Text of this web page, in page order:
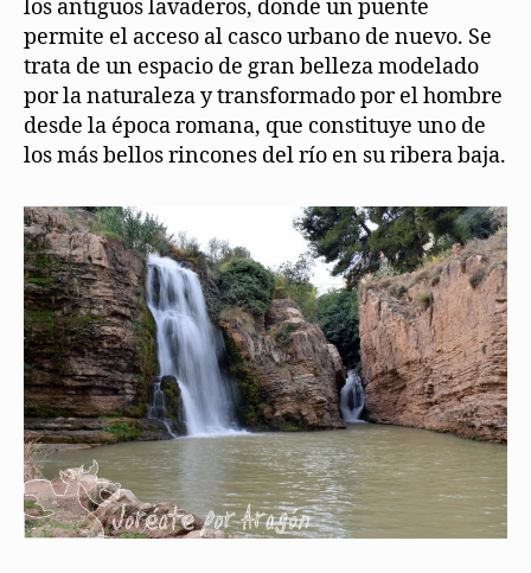
los antiguos lavaderos, donde un puente
permite el acceso al casco urbano de nuevo. Se
trata de un espacio de gran belleza modelado
por la naturaleza y transformado por el hombre
desde la época romana, que constituye uno de
los más bellos rincones del río en su ribera baja.